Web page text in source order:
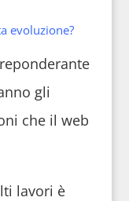
evoluzione?
gli
che il web
lavori è